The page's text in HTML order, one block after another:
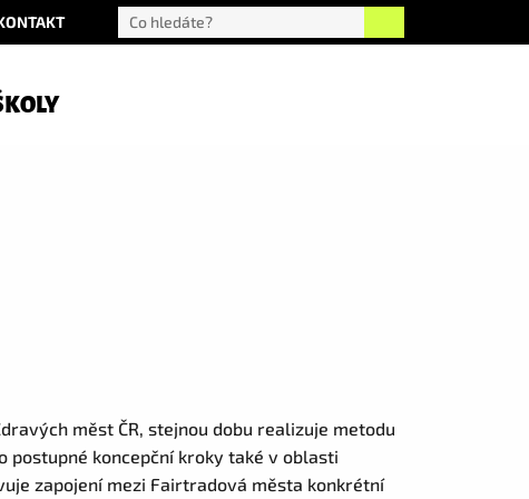
měst ČR, stejnou dobu realizuje metodu
postupné koncepční kroky také v oblasti
zapojení mezi Fairtradová města konkrétní